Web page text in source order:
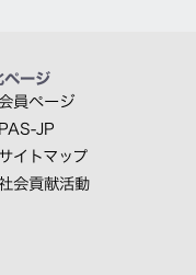
ページ
員ページ
PAS-JP
サイトマップ
会貢献活動